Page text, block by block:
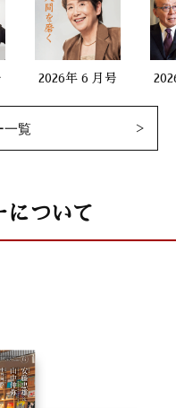
2026年 6 月号
一覧
について